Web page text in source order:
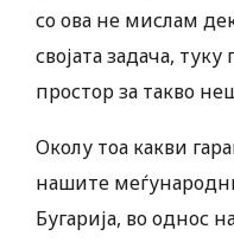
со ова не мислам
својата задача,
простор за такво
Околу тоа какви
нашите
Бугарија, во однос